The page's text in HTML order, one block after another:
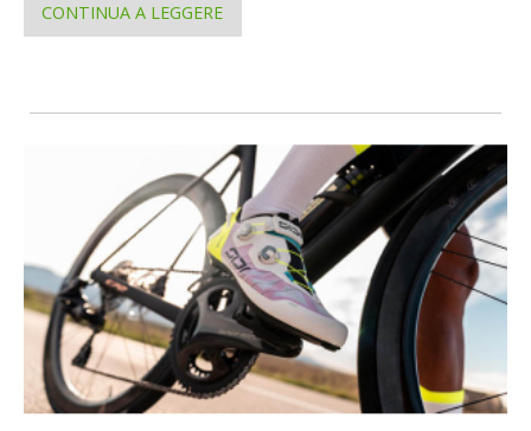
CONTINUA A LEGGERE